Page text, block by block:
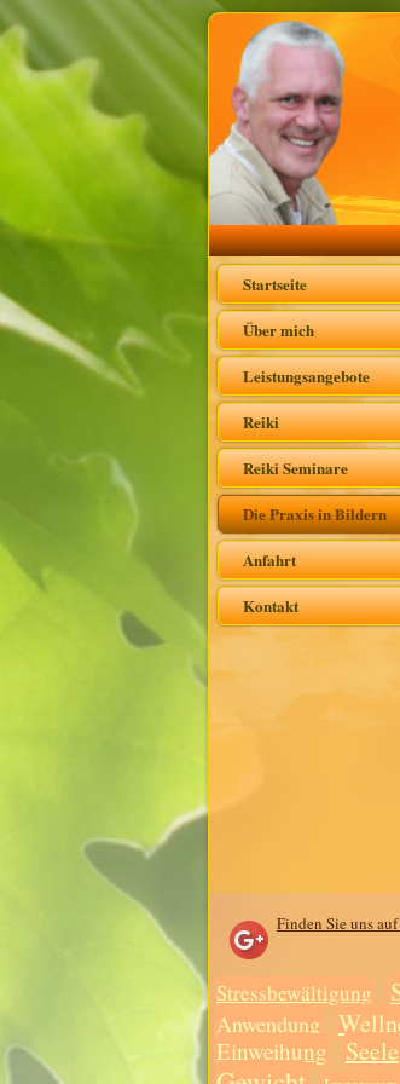
Startseite
Über mich
Leistungsangebote
Reiki
Reiki Seminare
Die Praxis in Bildern
Anfahrt
Kontakt
Finden Sie uns
Stressbewältigung
Anwendung
Einweihung Seele